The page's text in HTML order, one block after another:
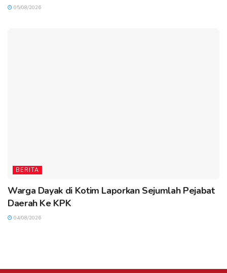
05/08/2026
BERITA
Warga Dayak di Kotim Laporkan Sejumlah Pejabat
Daerah Ke KPK
04/08/2026